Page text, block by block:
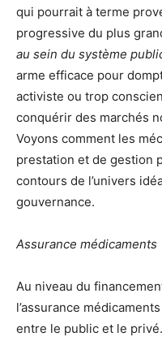
qui pourrait à terme
progressive du plus
au sein du système
arme efficace pour
activiste ou trop
conquérir des marchés
Voyons comment les
prestation et de gestion
contours de l’univers
gouvernance.
Assurance médicaments
Au niveau du
l’assurance
entre le public et le privé.